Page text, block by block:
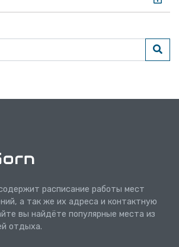
расписание работы мест
а так же их адреса и контактную
вы найдёте популярные места из
отдыха.